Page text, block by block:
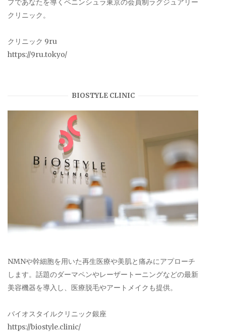
プであなたを導くペニンシュラ東京の会員制ラグジュアリー
クリニック。
クリニック 9ru
https://9ru.tokyo/
BIOSTYLE CLINIC
NMNや幹細胞を用いた再生医療や美肌と痛みにアプローチ
します。話題のダーマペンやレーザートーニングなどの最新
美容機器を導入し、医療脱毛やアートメイクも提供。
バイオスタイルクリニック銀座
https://biostyle.clinic/